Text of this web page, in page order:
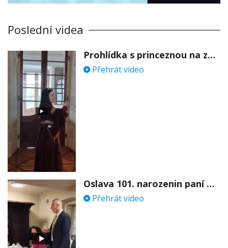
Poslední videa
Prohlídka s princeznou na zámku Stekník
Přehrát video
Oslava 101. narozenin paní Věry Skořepové
Přehrát video